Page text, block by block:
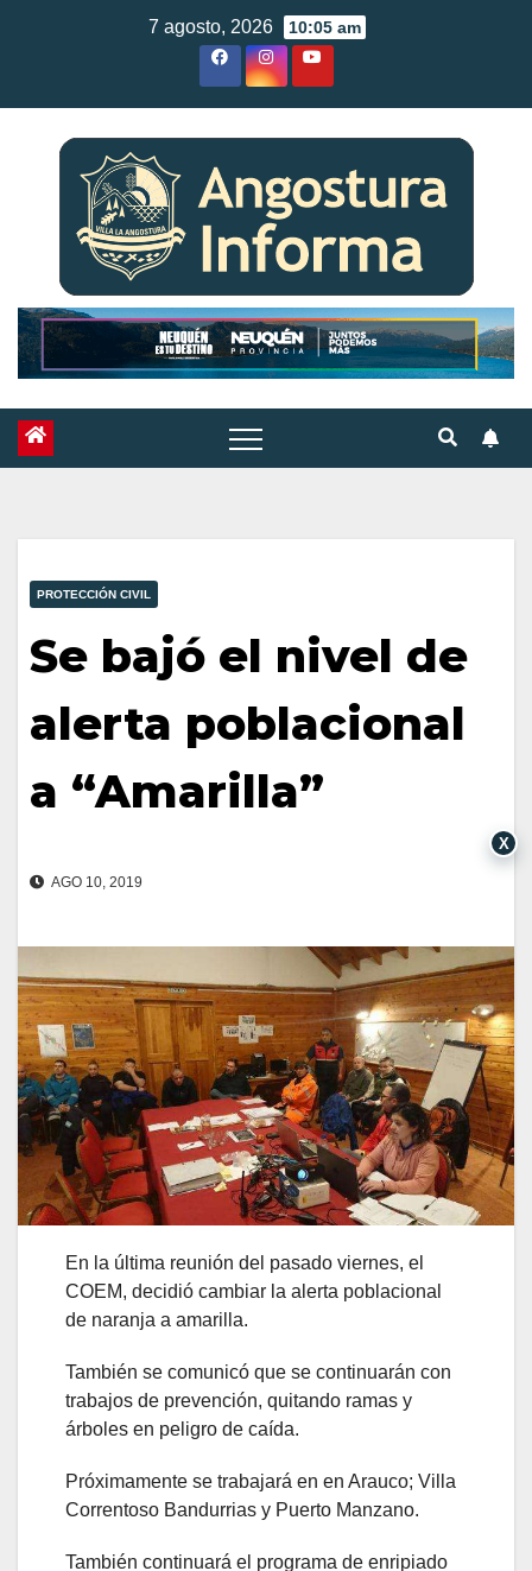
7 agosto, 2026 10:05 am
PROTECCIÓN CIVIL
Se bajó el nivel de
alerta poblacional
a “Amarilla”
AGO 10, 2019
En la última reunión del pasado viernes, el
COEM, decidió cambiar la alerta poblacional
de naranja a amarilla.
También se comunicó que se continuarán con
trabajos de prevención, quitando ramas y
árboles en peligro de caída.
Próximamente se trabajará en en Arauco; Villa
Correntoso Bandurrias y Puerto Manzano.
También continuará el programa de enripiado
X